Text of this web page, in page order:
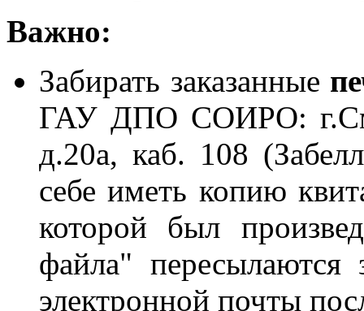
Важно:
Забирать заказанные
ГАУ ДПО СОИРО:
д.20а, каб. 108
себе иметь копию
которой был
файла" пересылаются
электронной почты